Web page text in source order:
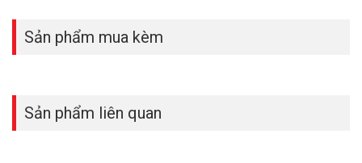
Sản phẩm mua kèm
Sản phẩm liên quan